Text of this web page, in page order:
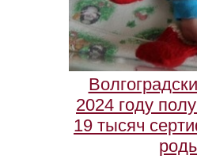
2024 году
19 тысяч